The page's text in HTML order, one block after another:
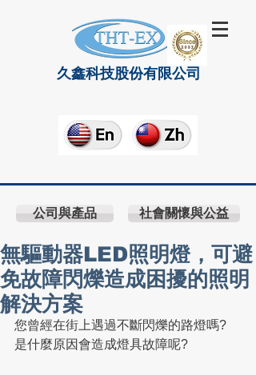
久鑫科技股份有限公司
公司與產品 社會關懷與公益
無驅動器LED照明燈，可避
免故障閃爍造成困擾的照明
解決方案
您曾經在街上遇過不斷閃爍的路燈嗎?
是什麼原因會造成燈具故障呢?